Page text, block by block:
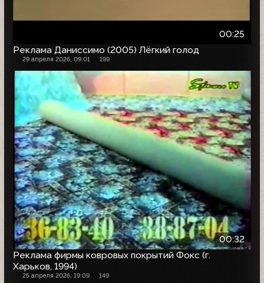
00:25
Реклама Даниссимо (2005) Лёгкий голод
29 апреля 2026, 09:01 199
00:32
Реклама фирмы ковровых покрытий Фокс (г.
Харьков, 1994)
25 апреля 2026, 19:09 149